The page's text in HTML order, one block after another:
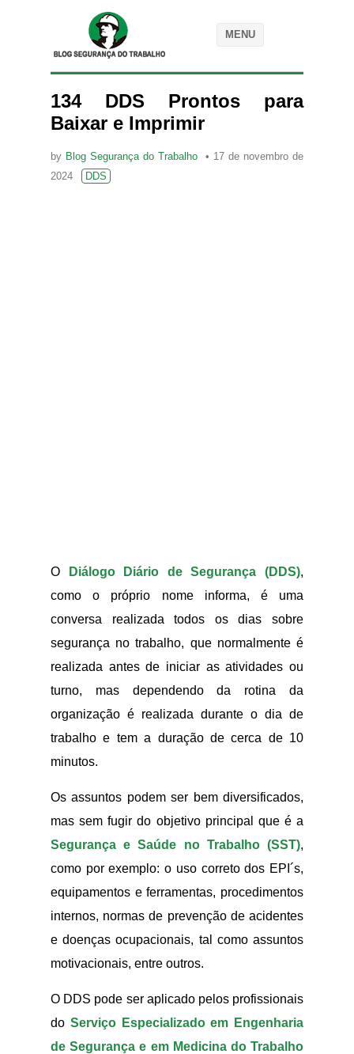
MENU
134 DDS Prontos para
Baixar e Imprimir
by Blog Segurança do Trabalho
17 de novembro de
2024
DDS
O Diálogo Diário de Segurança (DDS),
como o próprio nome informa, é uma
conversa realizada todos os dias sobre
segurança no trabalho, que normalmente é
realizada antes de iniciar as atividades ou
turno, mas dependendo da rotina da
organização é realizada durante o dia de
trabalho e tem a duração de cerca de 10
minutos.
Os assuntos podem ser bem diversificados,
mas sem fugir do objetivo principal que é a
Segurança e Saúde no Trabalho (SST),
como por exemplo: o uso correto dos EPI´s,
equipamentos e ferramentas, procedimentos
internos, normas de prevenção de acidentes
e doenças ocupacionais, tal como assuntos
motivacionais, entre outros.
O DDS pode ser aplicado pelos profissionais
do Serviço Especializado em Engenharia
de Segurança e em Medicina do Trabalho